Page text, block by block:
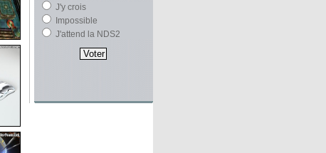
J'y crois
Impossible
J'attend la NDS2